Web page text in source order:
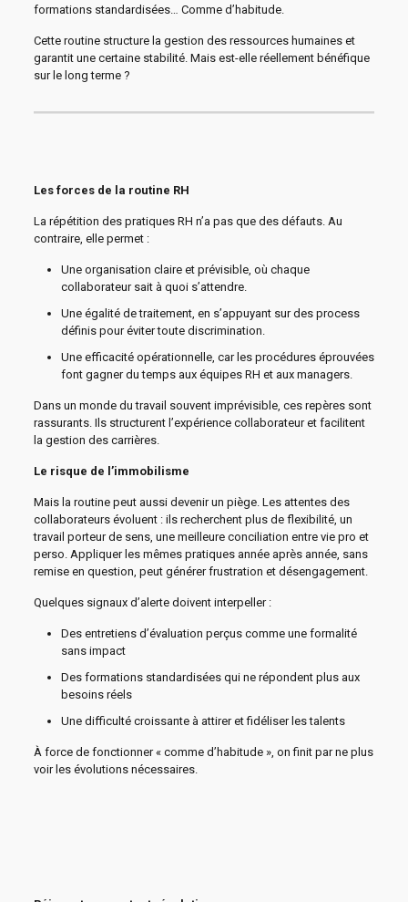
formations standardisées… Comme d’habitude.
Cette routine structure la gestion des ressources humaines et
garantit une certaine stabilité. Mais est-elle réellement bénéfique
sur le long terme ?
Les forces de la routine RH
La répétition des pratiques RH n’a pas que des défauts. Au
contraire, elle permet :
Une organisation claire et prévisible, où chaque
collaborateur sait à quoi s’attendre.
Une égalité de traitement, en s’appuyant sur des process
définis pour éviter toute discrimination.
Une efficacité opérationnelle, car les procédures éprouvées
font gagner du temps aux équipes RH et aux managers.
Dans un monde du travail souvent imprévisible, ces repères sont
rassurants. Ils structurent l’expérience collaborateur et facilitent
la gestion des carrières.
Le risque de l’immobilisme
Mais la routine peut aussi devenir un piège. Les attentes des
collaborateurs évoluent : ils recherchent plus de flexibilité, un
travail porteur de sens, une meilleure conciliation entre vie pro et
perso. Appliquer les mêmes pratiques année après année, sans
remise en question, peut générer frustration et désengagement.
Quelques signaux d’alerte doivent interpeller :
Des entretiens d’évaluation perçus comme une formalité
sans impact
Des formations standardisées qui ne répondent plus aux
besoins réels
Une difficulté croissante à attirer et fidéliser les talents
À force de fonctionner « comme d’habitude », on finit par ne plus
voir les évolutions nécessaires.